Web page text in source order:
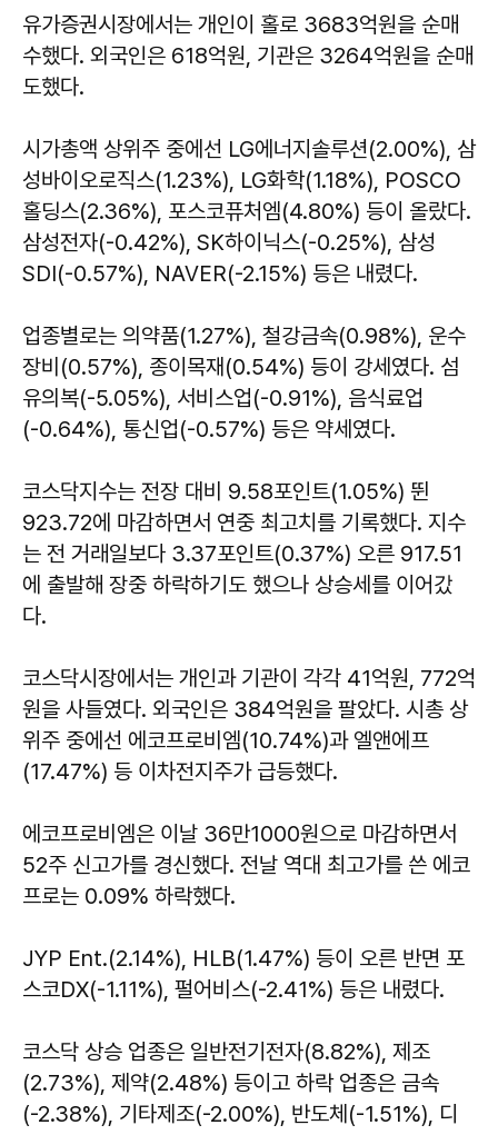
유가증권시장에서는 개인이 홀로 3683억원을 순매
수했다. 외국인은 618억원, 기관은 3264억원을 순매
도했다.
시가총액 상위주 중에선 LG에너지솔루션(2.00%), 삼
성바이오로직스(1.23%), LG화학(1.18%), POSCO
홀딩스(2.36%), 포스코퓨처엠(4.80%) 등이 올랐다.
삼성전자(-0.42%), SK하이닉스(-0.25%), 삼성
SDI(-0.57%), NAVER(-2.15%) 등은 내렸다.
업종별로는 의약품(1.27%), 철강금속(0.98%), 운수
장비(0.57%), 종이목재(0.54%) 등이 강세였다. 섬
유의복(-5.05%), 서비스업(-0.91%), 음식료업
(-0.64%), 통신업(-0.57%) 등은 약세였다.
코스닥지수는 전장 대비 9.58포인트(1.05%) 뛴
923.72에 마감하면서 연중 최고치를 기록했다. 지수
는 전 거래일보다 3.37포인트(0.37%) 오른 917.51
에 출발해 장중 하락하기도 했으나 상승세를 이어갔
다.
코스닥시장에서는 개인과 기관이 각각 41억원, 772억
원을 사들였다. 외국인은 384억원을 팔았다. 시총 상
위주 중에선 에코프로비엠(10.74%)과 엘앤에프
(17.47%) 등 이차전지주가 급등했다.
에코프로비엠은 이날 36만1000원으로 마감하면서
52주 신고가를 경신했다. 전날 역대 최고가를 쓴 에코
프로는 0.09% 하락했다.
JYP Ent.(2.14%), HLB(1.47%) 등이 오른 반면 포
스코DX(-1.11%), 펄어비스(-2.41%) 등은 내렸다.
코스닥 상승 업종은 일반전기전자(8.82%), 제조
(2.73%), 제약(2.48%) 등이고 하락 업종은 금속
(-2.38%), 기타제조(-2.00%), 반도체(-1.51%), 디